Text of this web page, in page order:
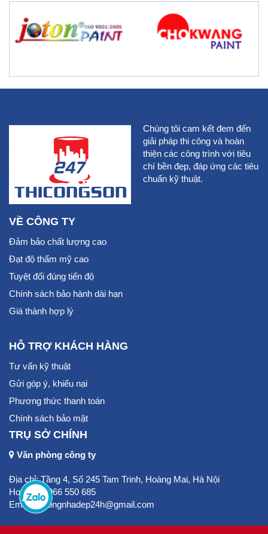
Chúng tôi cam kết đem đến
giải pháp thi công và hoàn
thiện các công trình với tiêu
chí bền đẹp, đáp ứng các tiêu
chuẩn kỹ thuật.
VỀ CÔNG TY
Đảm bảo chất lượng cao
Đạt độ thẩm mỹ cao
Tuyệt đối đúng tiến độ
Chính sách bảo hành dài hạn
Giá thành hợp lý
HỖ TRỢ KHÁCH HÀNG
Tư vấn kỹ thuật
Gửi góp ý, khiếu nại
Phương thức thanh toán
Chính sách bảo mật
TRỤ SỞ CHÍNH
Văn phòng công ty
Địa chỉ: Tầng 4, Số 245 Tam Trinh, Hoàng Mai, Hà Nội
Hotline: 0966 550 685
Email:thicongnhadep24h@gmail.com